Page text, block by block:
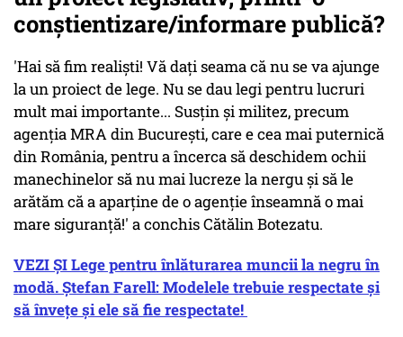
conștientizare/informare publică?
'Hai să fim realiști! Vă dați seama că nu se va ajunge
la un proiect de lege. Nu se dau legi pentru lucruri
mult mai importante... Susțin și militez, precum
agenția MRA din București, care e cea mai puternică
din România, pentru a încerca să deschidem ochii
manechinelor să nu mai lucreze la nergu și să le
arătăm că a aparține de o agenție înseamnă o mai
mare siguranță!' a conchis Cătălin Botezatu.
VEZI ȘI Lege pentru înlăturarea muncii la negru în
modă. Ștefan Farell: Modelele trebuie respectate și
să învețe și ele să fie respectate!